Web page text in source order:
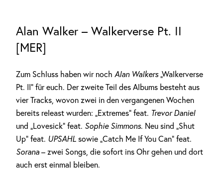
Alan Walker – Walkerverse Pt. II
[MER]
Zum Schluss haben wir noch Alan Walkers„Walkerverse
Pt. II“ für euch. Der zweite Teil des Albums besteht aus
vier Tracks, wovon zwei in den vergangenen Wochen
bereits releast wurden: „Extremes“ feat. Trevor Daniel
und „Lovesick“ feat. Sophie Simmons. Neu sind „Shut
Up“ feat. UPSAHL sowie „Catch Me If You Can“ feat.
Sorana – zwei Songs, die sofort ins Ohr gehen und dort
auch erst einmal bleiben.